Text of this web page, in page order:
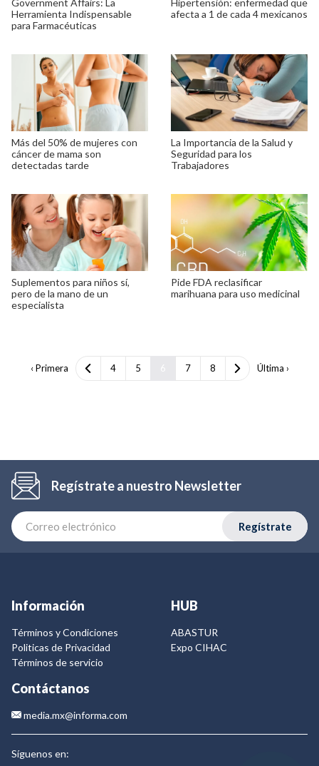
Government Affairs: La
Herramienta Indispensable
para Farmacéuticas
Hipertensión: enfermedad que
afecta a 1 de cada 4 mexicanos
Más del 50% de mujeres con
cáncer de mama son
detectadas tarde
La Importancia de la Salud y
Seguridad para los
Trabajadores
Suplementos para niños sí,
pero de la mano de un
especialista
Pide FDA reclasificar
marihuana para uso medicinal
‹ Primera 4 5 7 8 Última ›
Regístrate a nuestro Newsletter
Regístrate
Información
Términos y Condiciones
Politicas de Privacidad
Términos de servicio
HUB
ABASTUR
Expo CIHAC
Contáctanos
media.mx@informa.com
Síguenos en: